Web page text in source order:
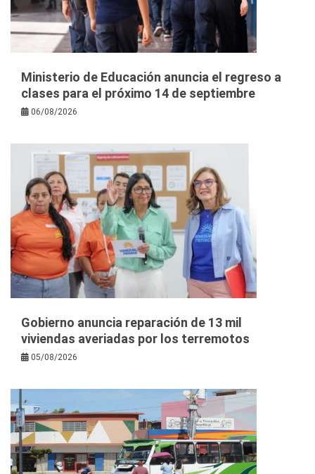
Ministerio de Educación anuncia el regreso a
clases para el próximo 14 de septiembre
06/08/2026
Gobierno anuncia reparación de 13 mil
viviendas averiadas por los terremotos
05/08/2026